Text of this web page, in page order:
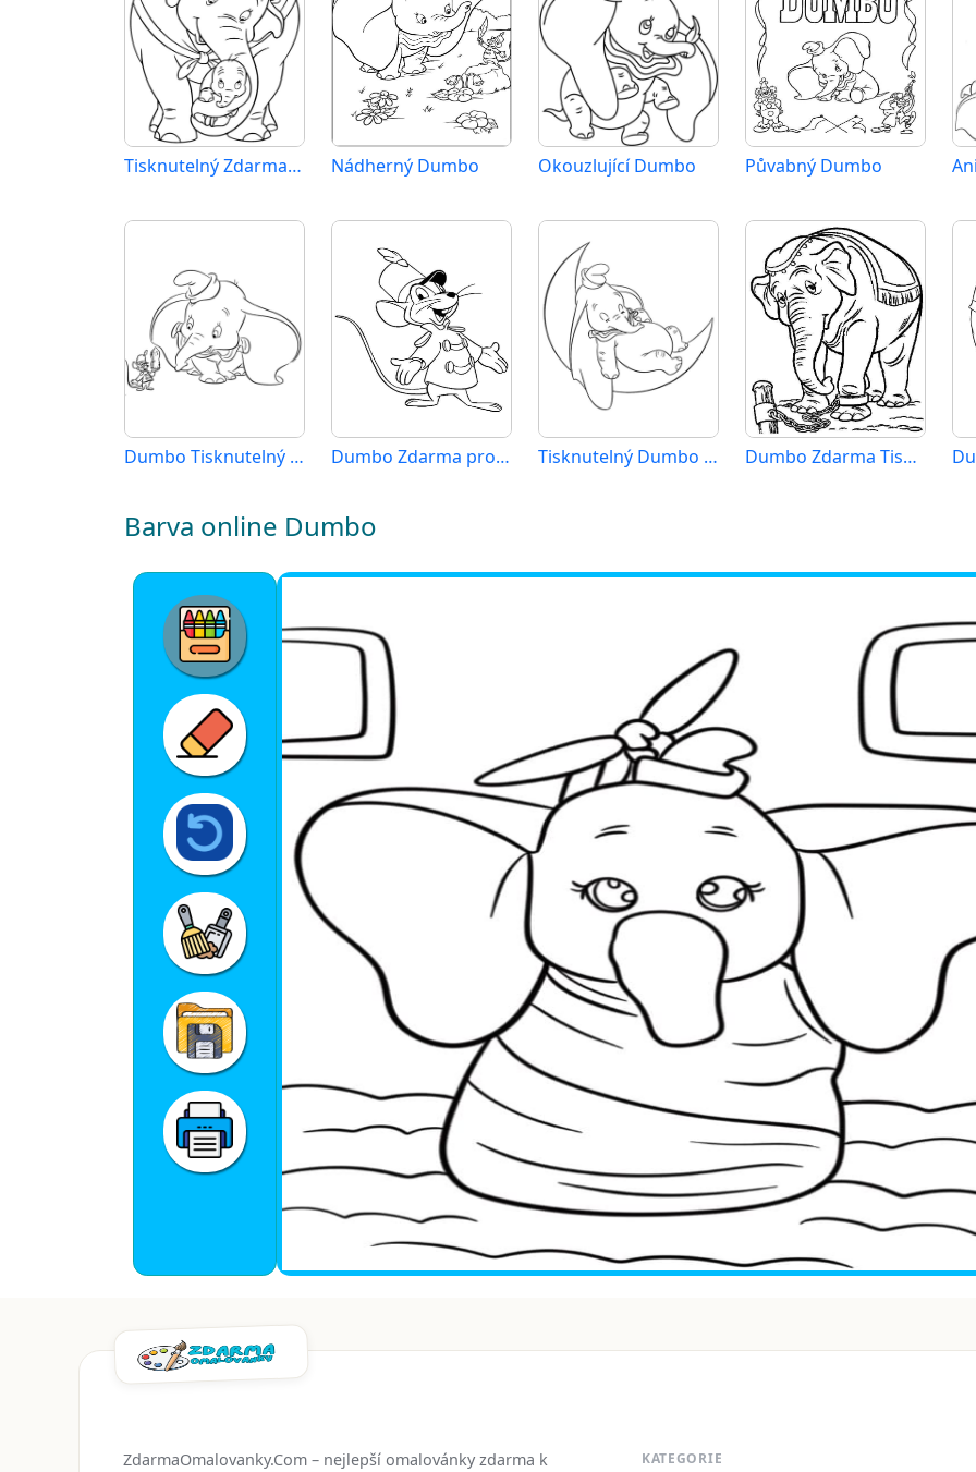
Tisknutelný Zdarma Dumbo Nádherný Dumbo Okouzlující Dumbo Půvabný Dumbo
Dumbo Tisknutelný pro Děti Dumbo Zdarma pro Děti Tisknutelný Dumbo Obrázek pro Děti Dumbo Zdarma Tisknutelný
Barva online Dumbo
ZdarmaOmalovanky.Com – nejlepší omalovánky zdarma k KATEGORIE